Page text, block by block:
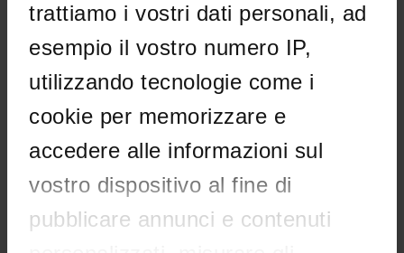
trattiamo i vostri dati personali, ad
esempio il vostro numero IP,
utilizzando tecnologie come i
cookie per memorizzare e
accedere alle informazioni sul
vostro dispositivo al fine di
pubblicare annunci e contenuti